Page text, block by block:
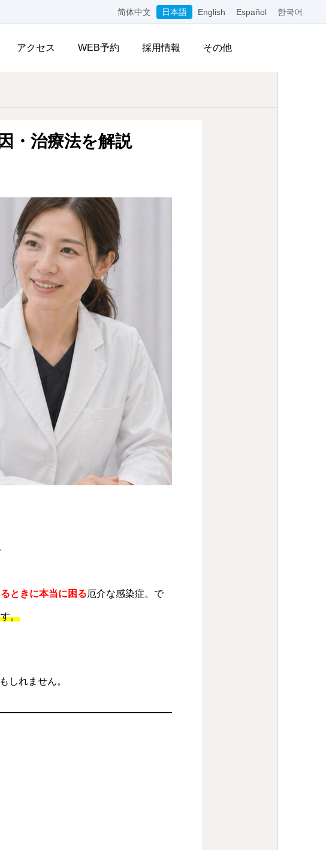
简体中文 日本語 English Español 한국어
アクセス WEB予約 採用情報 その他
・治療法を解説
ときに本当に困る厄介な感染症。で
。
しれません。